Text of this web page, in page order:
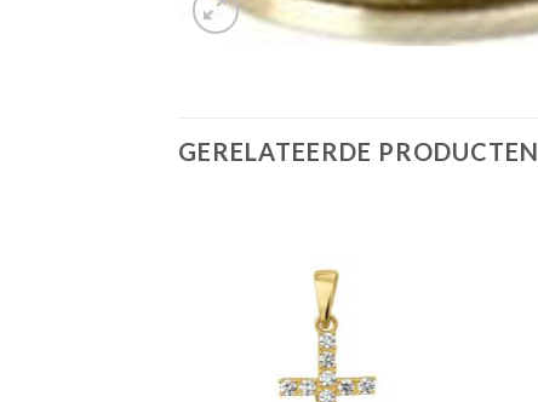
GERELATEERDE PRODUCTEN